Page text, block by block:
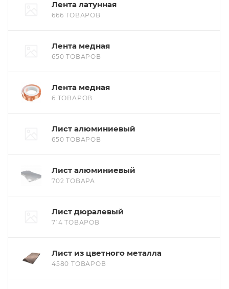
Лента латунная
666 ТОВАРОВ
Лента медная
650 ТОВАРОВ
Лента медная
6 ТОВАРОВ
Лист алюминиевый
650 ТОВАРОВ
Лист алюминиевый
702 ТОВАРА
Лист дюралевый
714 ТОВАРОВ
Лист из цветного металла
4580 ТОВАРОВ